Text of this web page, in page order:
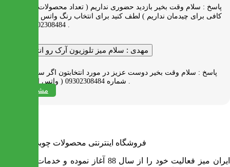
پاسخ : سلام وقت بخیر بازدید حضوری نداریم ( تعداد محصولات زیاد و فضای
کافی برای چیدمان نداریم ) لطف کنید برای انتخاب رنگ واتس اپ به شماره
مهدی : سلام میز تلوزیون آرک رو انتخاب کردم
پاسخ : سلام وقت بخیر دوست عزیز در مورد انتخابتون اگر سوالی دارید به
شماره 09302308484 ( واتس اپ ) پیام بدید .
مشاهده همه
فروشگاه اینترنتی محصولات چوبی ایران میز
ایران میز فعالیت خود را از سال 88 آغاز نموده و خدمات آن عبارت